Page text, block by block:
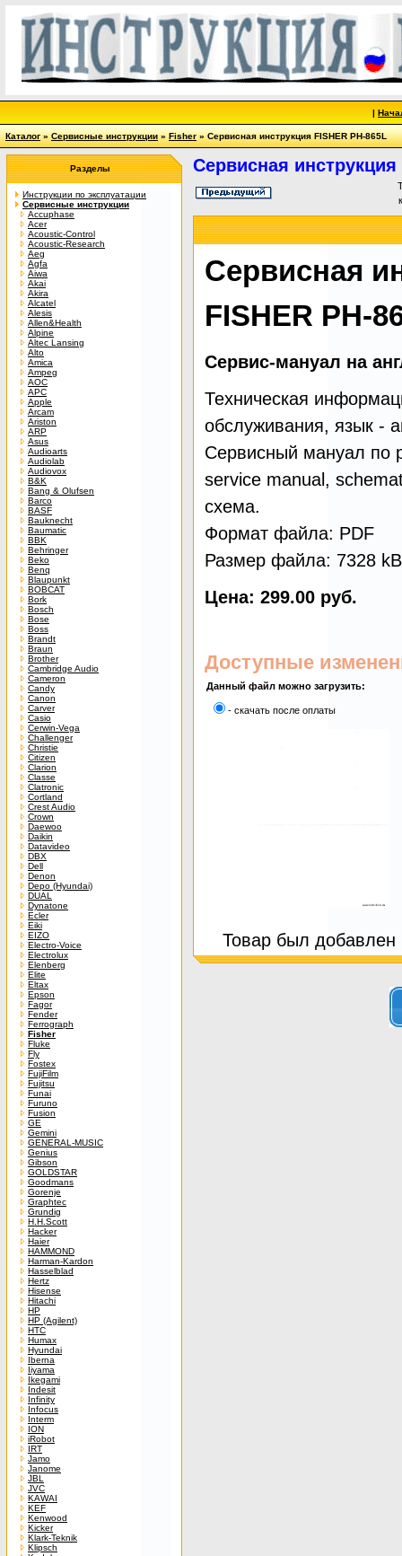
|
Каталог»Сервисные инструкции»Fisher» Сервисная инструкция FISHER PH-865L
Разделы
Инструкции по эксплуатации
Сервисные инструкции
Accuphase
Acer
Acoustic-Control
Acoustic-Research
Aeg
Agfa
Aiwa
Akai
Akira
Alcatel
Alesis
Allen&Health
Alpine
Altec Lansing
Alto
Amica
Ampeg
AOC
APC
Apple
Arcam
Ariston
ARP
Asus
Audioarts
Audiolab
Audiovox
B&K
Bang & Olufsen
Barco
BASF
Bauknecht
Baumatic
BBK
Behringer
Beko
Benq
Blaupunkt
BOBCAT
Bork
Bosch
Bose
Boss
Brandt
Braun
Brother
Cambridge Audio
Cameron
Candy
Canon
Carver
Casio
Cerwin-Vega
Challenger
Christie
Citizen
Clarion
Classe
Clatronic
Cortland
Crest Audio
Crown
Daewoo
Daikin
Datavideo
DBX
Dell
Denon
Depo (Hyundai)
DUAL
Dynatone
Ecler
Eiki
EIZO
Electro-Voice
Electrolux
Elenberg
Elite
Eltax
Epson
Fagor
Fender
Ferrograph
Fisher
Fluke
Fly
Fostex
FujiFilm
Fujitsu
Funai
Furuno
Fusion
GE
Gemini
GENERAL-MUSIC
Genius
Gibson
GOLDSTAR
Goodmans
Gorenje
Graphtec
Grundig
H.H.Scott
Hacker
Haier
HAMMOND
Harman-Kardon
Hasselblad
Hertz
Hisense
Hitachi
HP
HP (Agilent)
HTC
Humax
Hyundai
Iberna
Iiyama
Ikegami
Indesit
Infinity
Infocus
Interm
ION
iRobot
IRT
Jamo
Janome
JBL
JVC
KAWAI
KEF
Kenwood
Kicker
Klark-Teknik
Klipsch
Сервисная инструкция
Сервисная
FISHER PH-
Сервис-мануал на
Техническая
обслуживания, язык -
Сервисный мануал по
service manual,
схема.
Формат файла: PDF
Размер файла: 7328 kB
Цена: 299.00 руб.
Доступные
Данный файл можно загрузить:
- скачать после оплаты
Товар был добавлен